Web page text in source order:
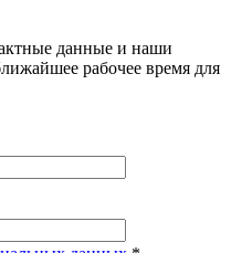
данные и наши
рабочее время для